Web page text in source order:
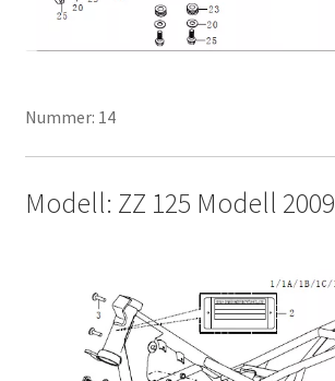
Nummer: 14
Modell: ZZ 125 Modell 2009